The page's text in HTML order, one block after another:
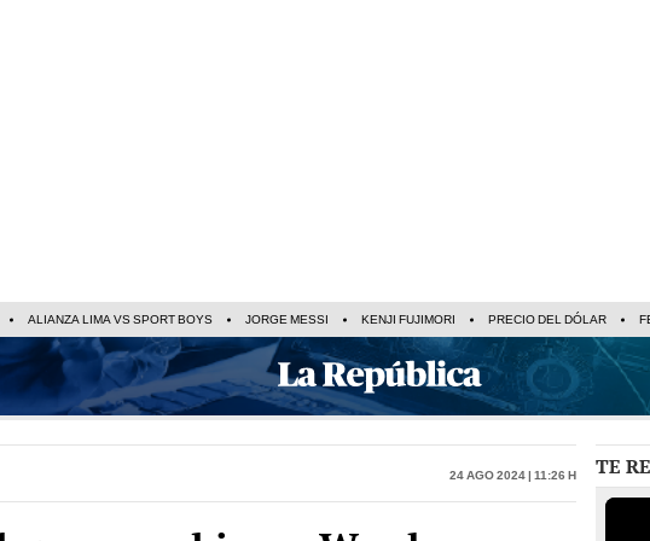
ALIANZA LIMA VS SPORT BOYS JORGE MESSI KENJI FUJIMORI PRECIO DEL DÓLAR
24 Ago 2024 | 11:26 h TE